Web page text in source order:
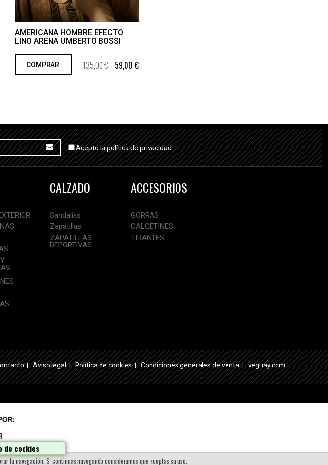
AMERICANA HOMBRE EFECTO
LINO ARENA UMBERTO BOSSI
COMPRAR 135,00 € 59,00 €
Acepto la política de privacidad
CALZADO
Sandalias
Zapatillas
ZAPATILLAS
DEPORTIVAS
ACCESORIOS
GORRAS
CALCETINES
TIRANTES
|Aviso legal|Política de cookies|Condiciones generales de venta|veguay.com
de cookies
la navegación. Si continuas navegando consideramos que aceptas su uso.